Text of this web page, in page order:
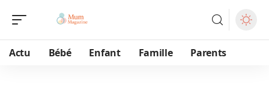
Actu Bébé Enfant Famille Parents